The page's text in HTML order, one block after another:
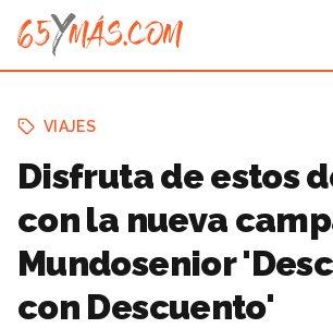
VIAJES
Disfruta de estos
con la nueva
Mundosenior
con Descuento'